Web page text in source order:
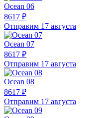
Ocean 06
8617 ₽
Отправим 17 августа
Ocean 07
8617 ₽
Отправим 17 августа
Ocean 08
8617 ₽
Отправим 17 августа